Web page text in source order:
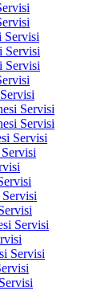
Servisi
Servisi
Servisi
Servisi
Servisi
Servisi
Servisi
Servisi